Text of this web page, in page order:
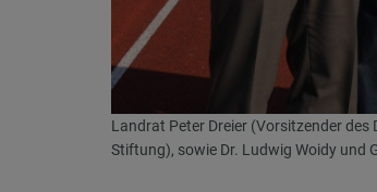
Landrat Peter Dreier (Vorsitzender
Stiftung), sowie Dr. Ludwig Woidy und